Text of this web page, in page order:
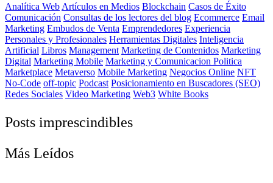
Analítica Web Artículos en Medios Blockchain Casos de Éxito
Comunicación Consultas de los lectores del blog Ecommerce Email
Marketing Embudos de Venta Emprendedores Experiencia
Personales y Profesionales Herramientas Digitales Inteligencia
Artificial Libros Management Marketing de Contenidos Marketing
Digital Marketing Mobile Marketing y Comunicacion Politica
Marketplace Metaverso Mobile Marketing Negocios Online NFT
No-Code off-topic Podcast Posicionamiento en Buscadores (SEO)
Redes Sociales Video Marketing Web3 White Books
Posts imprescindibles
Más Leídos